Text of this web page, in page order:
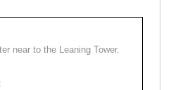
near to the Leaning Tower.